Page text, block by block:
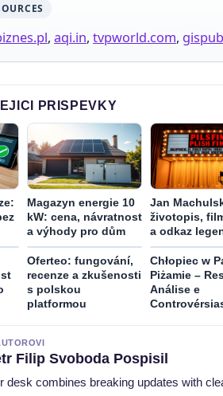
, aqi.in, tvpworld.com,
PRISPEVKY
Magazyn energie 10
kW: cena, návratnost
a výhody pro dům
Jan
životopis,
a odkaz
Oferteo: fungování,
recenze a zkušenosti
s polskou
platformou
Chłopiec w
Piżamie –
Análise e
Filip Svoboda Pospisil
desk combines breaking updates with